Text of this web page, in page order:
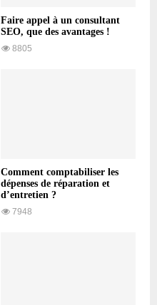
Faire appel à un consultant
SEO, que des avantages !
8805
Comment comptabiliser les
dépenses de réparation et
d’entretien ?
7948